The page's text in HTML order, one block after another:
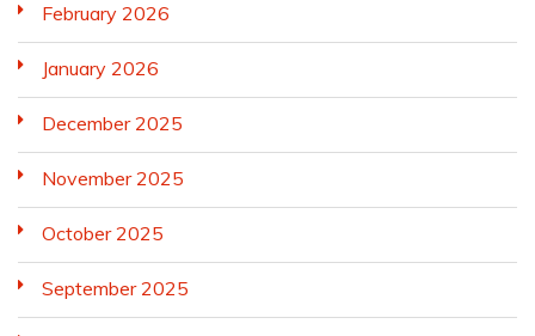
February 2026
January 2026
December 2025
November 2025
October 2025
September 2025